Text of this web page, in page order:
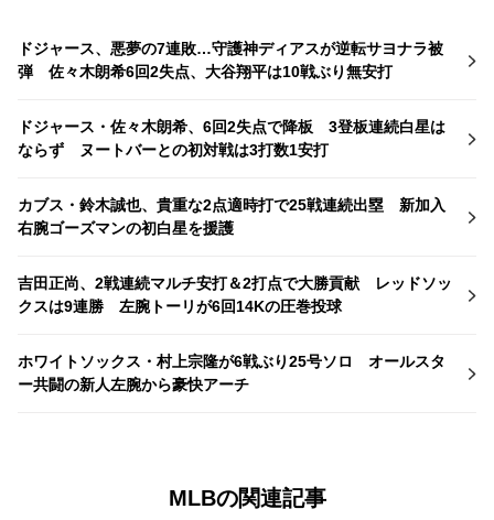
ドジャース、悪夢の7連敗…守護神ディアスが逆転サヨナラ被
弾 佐々木朗希6回2失点、大谷翔平は10戦ぶり無安打
ドジャース・佐々木朗希、6回2失点で降板 3登板連続白星は
ならず ヌートバーとの初対戦は3打数1安打
カブス・鈴木誠也、貴重な2点適時打で25戦連続出塁 新加入
右腕ゴーズマンの初白星を援護
吉田正尚、2戦連続マルチ安打＆2打点で大勝貢献 レッドソッ
クスは9連勝 左腕トーリが6回14Kの圧巻投球
ホワイトソックス・村上宗隆が6戦ぶり25号ソロ オールスタ
ー共闘の新人左腕から豪快アーチ
MLBの関連記事